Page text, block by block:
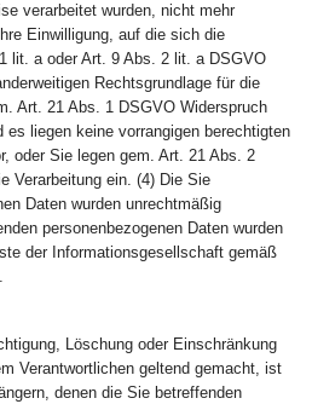
verarbeitet wurden, nicht mehr
Einwilligung, auf die sich die
lit. a oder Art. 9 Abs. 2 lit. a DSGVO
Rechtsgrundlage für die
Art. 21 Abs. 1 DSGVO Widerspruch
es liegen keine vorrangigen berechtigten
oder Sie legen gem. Art. 21 Abs. 2
Verarbeitung ein. (4) Die Sie
Daten wurden unrechtmäßig
personenbezogenen Daten wurden
der Informationsgesellschaft gemäß
Löschung oder Einschränkung
Verantwortlichen geltend gemacht, ist
denen die Sie betreffenden